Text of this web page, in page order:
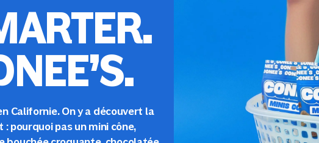
Californie. On y a découvert la
pourquoi pas un mini cône,